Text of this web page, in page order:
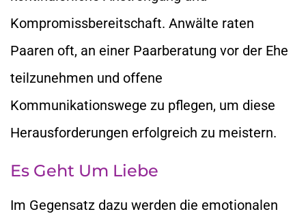
Kompromissbereitschaft. Anwälte raten
Paaren oft, an einer Paarberatung vor der Ehe
teilzunehmen und offene
Kommunikationswege zu pflegen, um diese
Herausforderungen erfolgreich zu meistern.
Es Geht Um Liebe
Im Gegensatz dazu werden die emotionalen